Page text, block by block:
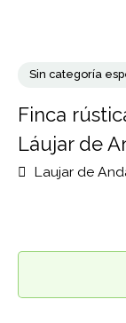
Sin categoría
Finca